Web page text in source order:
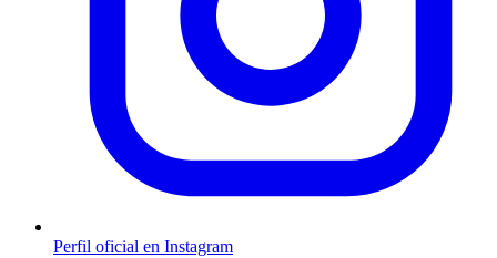
Perfil oficial en Instagram